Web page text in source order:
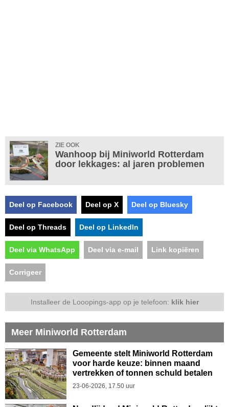
ZIE OOK
Wanhoop bij Miniworld Rotterdam
door lekkages: al jaren problemen
Deel op Facebook Deel op X Deel op Bluesky
Deel op Threads Deel op LinkedIn
Deel via WhatsApp Deel via e-mail Link kopiëren
Corrigeer
Installeer de Looopings-app op je telefoon: klik hier
Meer Miniworld Rotterdam
Gemeente stelt Miniworld Rotterdam
voor harde keuze: binnen maand
vertrekken of tonnen schuld betalen
23-06-2026, 17.50 uur